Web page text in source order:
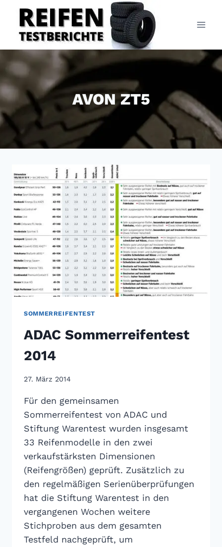
Inhalt
springen
AVON ZT5
SOMMERREIFENTEST
ADAC Sommerreifentest
2014
27. März 2014
Für den gemeinsamen
Sommerreifentest von ADAC und
Stiftung Warentest wurden insgesamt
33 Reifenmodelle in den zwei
verkaufstärksten Dimensionen
(Reifengrößen) geprüft. Zusätzlich zu
den regelmäßigen Serienüberprüfungen
hat die Stiftung Warentest in den
vergangenen Wochen weitere
Stichproben aus dem gesamten
Testfeld nachgeprüft, um